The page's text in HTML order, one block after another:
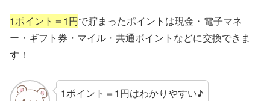
1ポイント＝1円で貯まったポイントは現金・電子マネ
ー・ギフト券・マイル・共通ポイントなどに交換できま
す！
1ポイント＝1円はわかりやすい♪